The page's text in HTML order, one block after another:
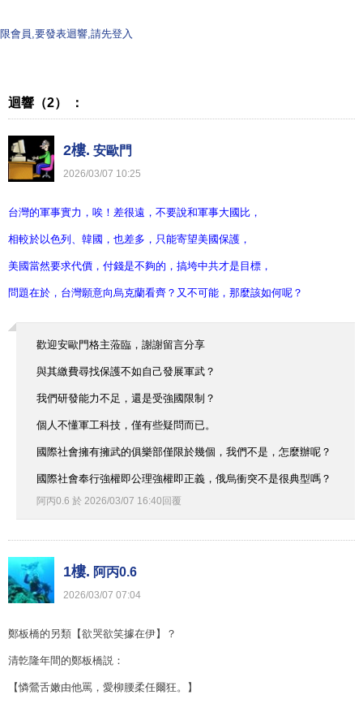
限會員,要發表迴響,請先登入
迴響（2） ：
2樓. 安歐門
2026/03/07 10:25
台灣的軍事實力，唉！差很遠，不要說和軍事大國比，
相較於以色列、韓國，也差多，只能寄望美國保護，
美國當然要求代價，付錢是不夠的，搞垮中共才是目標，
問題在於，台灣願意向烏克蘭看齊？又不可能，那麼該如何呢？
歡迎安歐門格主蒞臨，謝謝留言分享
與其繳費尋找保護不如自己發展軍武？
我們研發能力不足，還是受強國限制？
個人不懂軍工科技，僅有些疑問而已。
國際社會擁有擁武的俱樂部僅限於幾個，我們不是，怎麼辦呢？
國際社會奉行強權即公理強權即正義，俄烏衝突不是很典型嗎？
阿丙0.6 於 2026/03/07 16:40 回覆
1樓. 阿丙0.6
2026/03/07 07:04
鄭板橋的另類【欲哭欲笑據在伊】？
清亁隆年間的鄭板橋説：
【憐鶯舌嫩由他罵，愛柳腰柔任爾狂。】